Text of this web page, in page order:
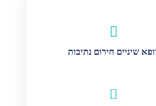
שיניים חירום נתיבות